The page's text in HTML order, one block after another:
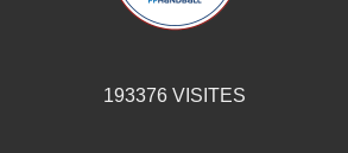
193376 VISITES